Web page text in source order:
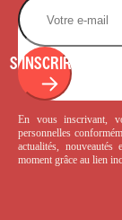
S'INSCRIRE
En vous inscrivant,
personnelles
actualités,
moment grâce au lien